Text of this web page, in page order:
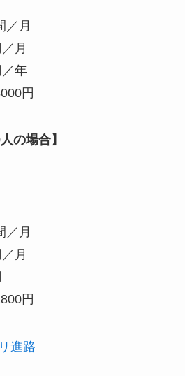
／月
月
／年
円
の場合】
／月
月
円
進路